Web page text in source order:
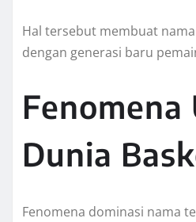
Hal tersebut membuat
dengan generasi baru
Fenomena
Dunia
Fenomena dominasi nama